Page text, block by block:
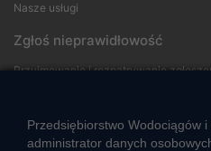
Nasze usługi
Zgłoś nieprawidłowość
Przyjmowanie i rozpatrywanie
Strefa klienta
Przedsiębiorstwo Wodociągów
administrator danych